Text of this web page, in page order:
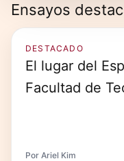
Ensayos
DESTACADO
El lugar del
Facultad de
Por Ariel Kim